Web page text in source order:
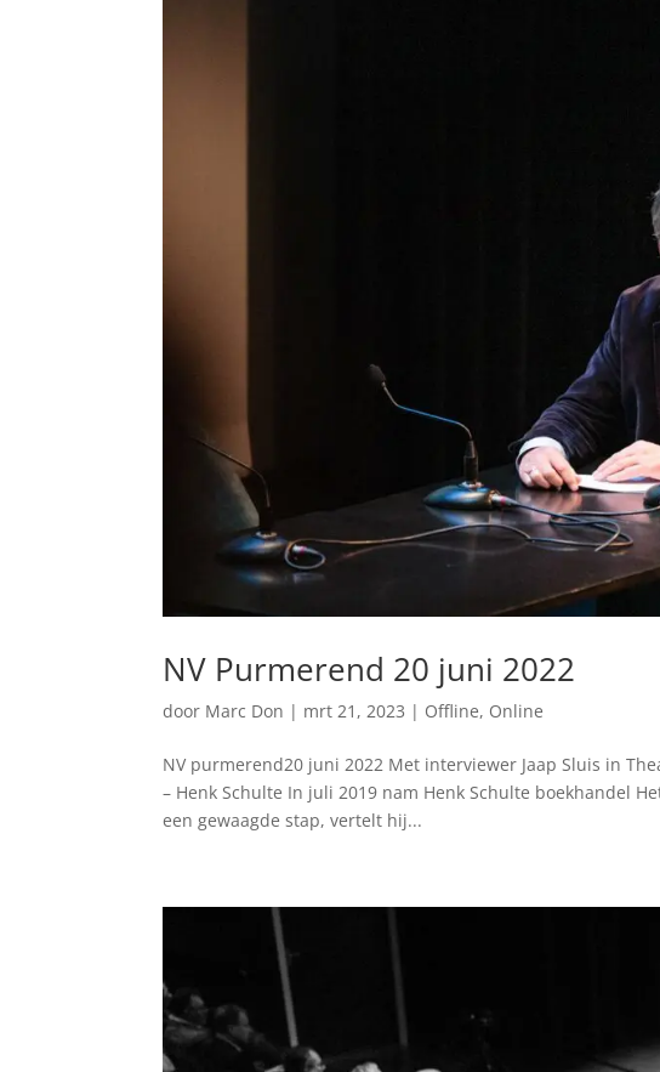
NV Purmerend 20 juni 2022
door Marc Don | mrt 21, 2023 | Offline, Online
NV purmerend20 juni 2022 Met interviewer Jaap Sluis in
– Henk Schulte In juli 2019 nam Henk Schulte boekhandel
een gewaagde stap, vertelt hij...